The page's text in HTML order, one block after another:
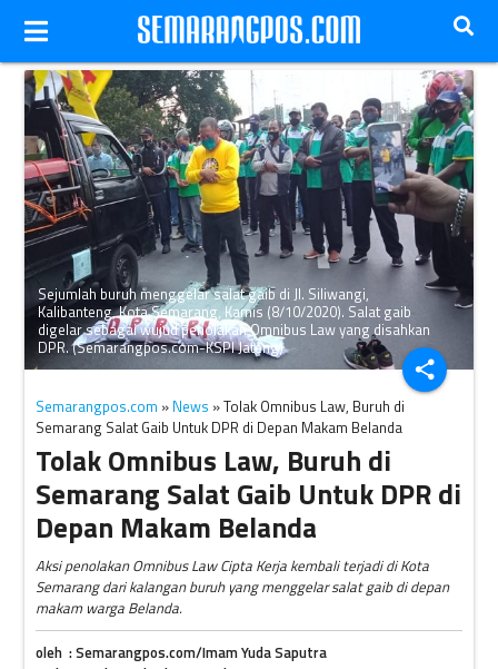
share
Sejumlah buruh menggelar salat gaib di Jl. Siliwangi,
Kalibanteng, Kota Semarang, Kamis (8/10/2020). Salat gaib
digelar sebagai wujud penolakan Omnibus Law yang disahkan
DPR. (Semarangpos.com-KSPI Jateng)
Semarangpos.com » News » Tolak Omnibus Law, Buruh di
Semarang Salat Gaib Untuk DPR di Depan Makam Belanda
Tolak Omnibus Law, Buruh di
Semarang Salat Gaib Untuk DPR di
Depan Makam Belanda
Aksi penolakan Omnibus Law Cipta Kerja kembali terjadi di Kota
Semarang dari kalangan buruh yang menggelar salat gaib di depan
makam warga Belanda.
oleh : Semarangpos.com/Imam Yuda Saputra